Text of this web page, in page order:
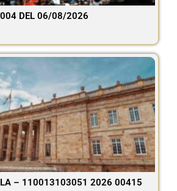
004 DEL 06/08/2026
– 110013103051 2026 00415